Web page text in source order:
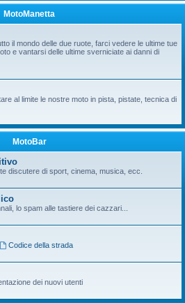
MotoManetta
il mondo delle due ruote, farci vedere le ultime tue
e vantarsi delle ultime sverniciate ai danni di
al limite le nostre moto in pista, pistate, tecnica di
MotoBar
discutere di sport, cinema, musica, ecc.
lo spam alle tastiere dei cazzari...
Codice della strada
dei nuovi utenti